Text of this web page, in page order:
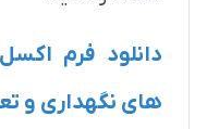
دانلود فرم
های نگهداری و